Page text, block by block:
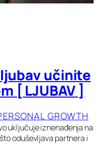
učinite
[ LJUBAV ]
GROWTH
uključuje iznenađenja na
oduševljava partnera i